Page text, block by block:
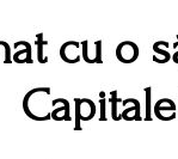
cu o